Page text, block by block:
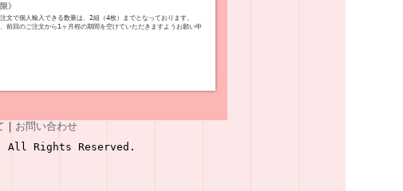
》
文で個人輸入できる数量は、2組（4枚）までとなっております。
前回のご注文から1ヶ月程の期間を空けていただきますようお願い申
｜ お問い合わせ
All Rights Reserved.